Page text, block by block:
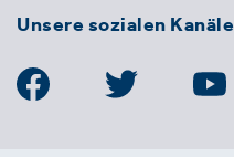
Unsere sozialen Kanäle